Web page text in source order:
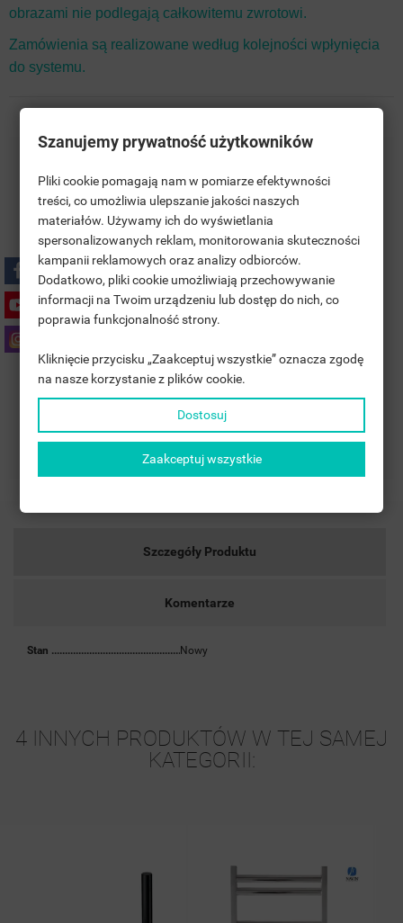
obrazami nie podlegają całkowitemu zwrotowi.
Zamówienia są realizowane według kolejności wpłynięcia
do systemu.
Polski Producent
5 Lat GWARANCJI
Polityka prywatności
Zasady dostawy
Zasady zwrotu
Szczegóły Produktu
Komentarze
Stan Nowy
4 INNYCH PRODUKTÓW W TEJ SAMEJ
KATEGORII:
MOJE LISTY ŻYCZEŃ
((TITLE))
((LABEL))
((CANCELTEXT))
ZALOGUJ SIĘ
MUSISZ BYĆ ZALOGOWANY BY ZAPISAĆ PRODUKTY NA
SWOJEJ LIŚCIE ŻYCZEŃ.
((CANCELTEXT)) ((LOGINTEXT))
Szanujemy prywatność użytkowników
Pliki cookie pomagają nam w pomiarze efektywności
treści, co umożliwia ulepszanie jakości naszych
materiałów. Używamy ich do wyświetlania
spersonalizowanych reklam, monitorowania skuteczności
kampanii reklamowych oraz analizy odbiorców.
Dodatkowo, pliki cookie umożliwiają przechowywanie
informacji na Twoim urządzeniu lub dostęp do nich, co
poprawia funkcjonalność strony.
Kliknięcie przycisku „Zaakceptuj wszystkie” oznacza zgodę
na nasze korzystanie z plików cookie.
Dostosuj
Zaakceptuj wszystkie